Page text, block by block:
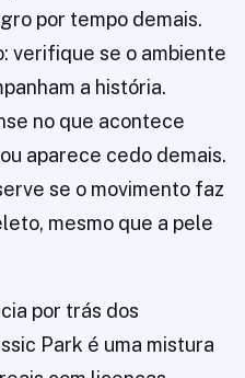
por tempo demais.
verifique se o ambiente
a história.
no que acontece
aparece cedo demais.
se o movimento faz
mesmo que a pele
por trás dos
Park é uma mistura